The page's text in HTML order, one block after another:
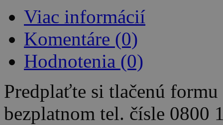
Viac informácií
Komentáre (0)
Hodnotenia (0)
Predplaťte si tlačenú
bezplatnom tel. čísle 0800